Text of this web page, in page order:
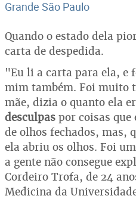
Grande São Paulo
Quando o estado dela
carta de despedida.
"Eu li a carta para ela, e
mim também. Foi muito
mãe, dizia o quanto ela
desculpas por coisas
de olhos fechados, mas,
ela abriu os olhos. Foi
a gente não consegue
Cordeiro Trofa, de 24
Medicina da